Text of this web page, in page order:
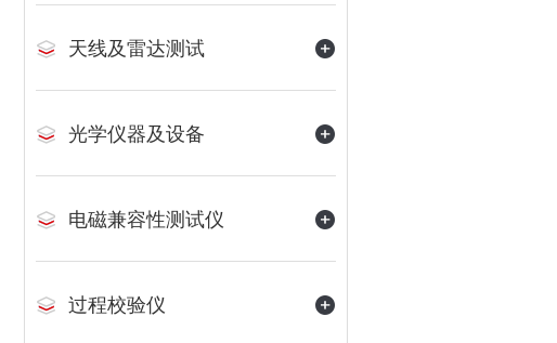
天线及雷达测试
光学仪器及设备
电磁兼容性测试仪
过程校验仪